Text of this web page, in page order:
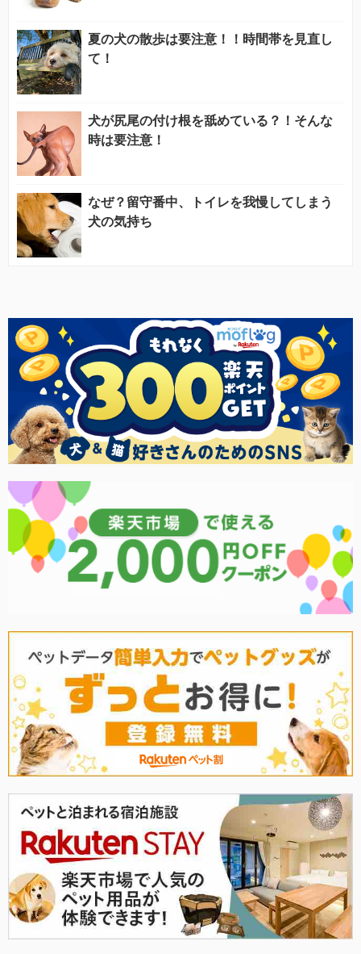
夏の犬の散歩は要注意！！時間帯を見直し
て！
犬が尻尾の付け根を舐めている？！そんな
時は要注意！
なぜ？留守番中、トイレを我慢してしまう
犬の気持ち